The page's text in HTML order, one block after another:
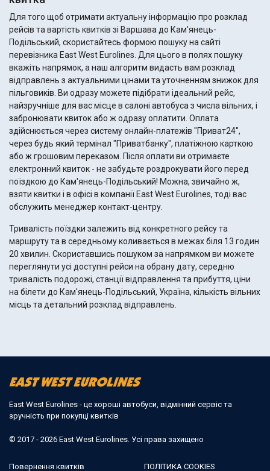
Для того щоб отримати актуальну інформацію про розклад
рейсів та вартість квитків зі Варшава до Кам'янець-
Подільський, скористайтесь формою пошуку на сайті
перевізника East West Eurolines. Для цього в полях пошуку
вкажіть напрямок, а наш алгоритм видасть вам розклад
відправлень з актуальними цінами та уточненням знижок для
пільговиків. Ви одразу можете підібрати ідеальний рейс,
найзручніше для вас місце в салоні автобуса з числа вільних, і
забронювати квиток або ж одразу оплатити. Оплата
здійснюється через систему онлайн-платежів "Приват24",
через будь який термінал "Приватбанку", платіжною карткою
або ж грошовим переказом. Після оплати ви отримаєте
електронний квиток - не забудьте роздрокувати його перед
поїздкою до Кам'янець-Подільський! Можна, звичайно ж,
взяти квитки і в офісі в компанії East West Eurolines, тоді вас
обслужить менеджер контакт-центру.
Тривалість поїздки залежить від конкретного рейсу та
маршруту та в середньому коливається в межах біля 13 годин
20 хвилин. Скориставшись пошуком за напрямком ви можете
переглянути усі доступні рейси на обрану дату, середню
тривалість подорожі, станції відправлення та прибуття, ціни
на білети до Кам'янець-Подільський, Україна, кількість вільних
місць та детальний розклад відправлень.
East West Eurolines - це хороші автобуси, відмінний сервіс та
зручність при покупці квитків
© 2017 - 2026 East West Eurolines. Усі права захищено
Повернення квитків ПОЛІТИКА COOKIES